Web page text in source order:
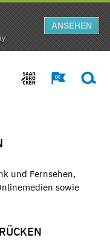
ANSEHEN
und Fernsehen,
sowie